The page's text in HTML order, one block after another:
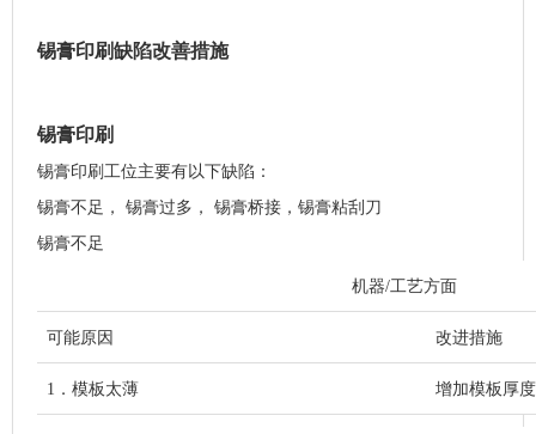
锡膏印刷缺陷改善措施
锡膏印刷
锡膏印刷工位主要有以下缺陷：
锡膏不足， 锡膏过多， 锡膏桥接，锡膏粘刮刀
锡膏不足
机器/工艺方面
可能原因 改进措施
1．模板太薄 增加模板厚度